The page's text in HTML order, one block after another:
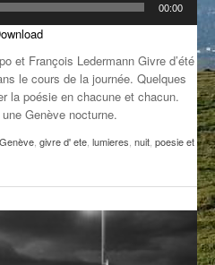
BOIS
00:00
et François Ledermann Givre d’été
le cours de la journée. Quelques
la poésie en chacune et chacun.
Genève nocturne.
Genève givre d' ete lumieres nuit poesie et